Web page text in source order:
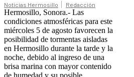
Noticias Hermosillo Redacción
Hermosillo, Sonora.- Las
condiciones atmosféricas para este
miércoles 5 de agosto favorecen la
posibilidad de tormentas aisladas
en Hermosillo durante la tarde y la
noche, debido al ingreso de una
brisa marina con mayor contenido
de humedad y su posible